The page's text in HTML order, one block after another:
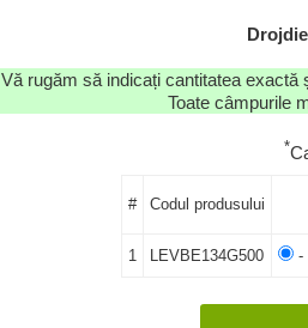
Vă rugăm să indicați cantitatea exactă
Toate câmpurile
*
# Codul produsului
1 LEVBE134G500 -